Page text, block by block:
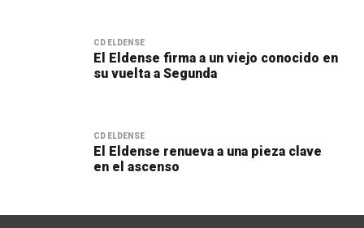
CD ELDENSE
El Eldense firma a un viejo conocido en
su vuelta a Segunda
CD ELDENSE
El Eldense renueva a una pieza clave
en el ascenso